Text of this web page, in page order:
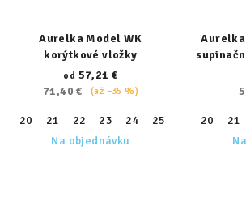
Aurelka Model WK
korýtkové vložky
od 57,21 €
71,40 €
(až –35 %)
20 21 22 23 24 25 27 28
Na objednávku
20 21